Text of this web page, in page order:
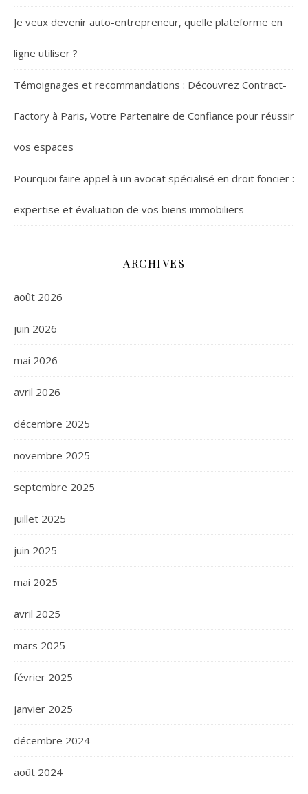
Je veux devenir auto-entrepreneur, quelle plateforme en
ligne utiliser ?
Témoignages et recommandations : Découvrez Contract-
Factory à Paris, Votre Partenaire de Confiance pour réussir
vos espaces
Pourquoi faire appel à un avocat spécialisé en droit foncier :
expertise et évaluation de vos biens immobiliers
ARCHIVES
août 2026
juin 2026
mai 2026
avril 2026
décembre 2025
novembre 2025
septembre 2025
juillet 2025
juin 2025
mai 2025
avril 2025
mars 2025
février 2025
janvier 2025
décembre 2024
août 2024